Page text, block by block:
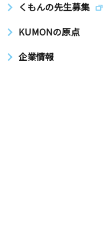
くもんの先生募集
KUMONの原点
企業情報